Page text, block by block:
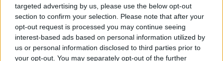
targeted advertising by us, please use the below opt-out
section to confirm your selection. Please note that after your
opt-out request is processed you may continue seeing
interest-based ads based on personal information utilized by
us or personal information disclosed to third parties prior to
your opt-out. You may separately opt-out of the further